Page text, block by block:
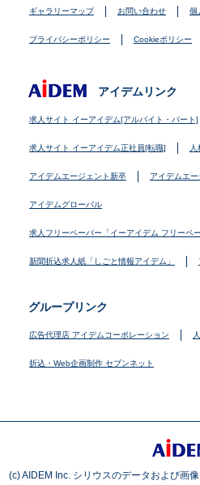
ギャラリーマップ お問い合わせ 個
プライバシーポリシー Cookieポリシー
アイデムリンク
求人サイト イーアイデム[アルバイト・パート]
求人サイト イーアイデム正社員[転職]
アイデムエージェント新卒 アイデムエ
アイデムグローバル
求人フリーペーパー「イーアイデム フリーペー
新聞折込求人紙「しごと情報アイデム」
グループリンク
広告代理店 アイデムコーポレーション
折込・Web企画制作 セブンネット
(c) AIDEM Inc. シリウスのデータおよび画